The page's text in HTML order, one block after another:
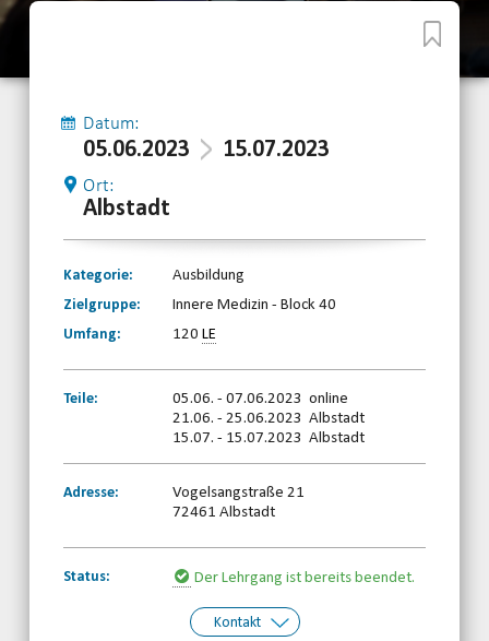
Datum:
05.06.2023 15.07.2023
Ort:
Albstadt
Kategorie:
Ausbildung
Zielgruppe:
Innere Medizin - Block 40
Umfang:
120LE
Teile:
05.06. - 07.06.2023 online
21.06. - 25.06.2023 Albstadt
15.07. - 15.07.2023 Albstadt
Adresse:
Vogelsangstraße 21
72461 Albstadt
Status: Der Lehrgang ist bereits beendet.
Kontakt